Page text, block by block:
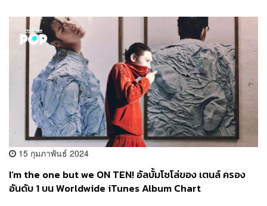
15 กุมภาพันธ์ 2024
I’m the one but we ON TEN! อัลบั้มโซโล่ของ เตนล์ ครอง
อันดับ 1 บน Worldwide iTunes Album Chart